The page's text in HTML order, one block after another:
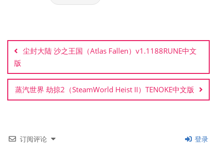
章
导
航
尘封大陆 沙之王国（Atlas Fallen）v1.1188RUNE中文
版
蒸汽世界 劫掠2（SteamWorld Heist II）TENOKE中文版
订阅评论 登录